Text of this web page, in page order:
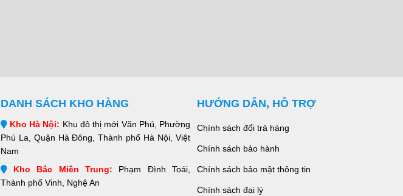
DANH SÁCH KHO HÀNG
Kho Hà Nội: Khu đô thị mới Văn Phú, Phường
Phú La, Quận Hà Đông, Thành phố Hà Nội, Việt
Nam
Kho Bắc Miền Trung: Phạm Đình Toái,
Thành phố Vinh, Nghệ An
HƯỚNG DẪN, HỖ TRỢ
Chính sách đổi trả hàng
Chính sách bảo hành
Chính sách bảo mật thông tin
Chính sách đại lý